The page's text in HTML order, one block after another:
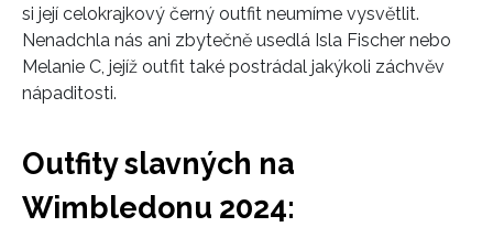
si její celokrajkový černý outfit neumíme vysvětlit.
Nenadchla nás ani zbytečně usedlá Isla Fischer nebo
Melanie C, jejíž outfit také postrádal jakýkoli záchvěv
nápaditosti.
Outfity slavných na
Wimbledonu 2024: